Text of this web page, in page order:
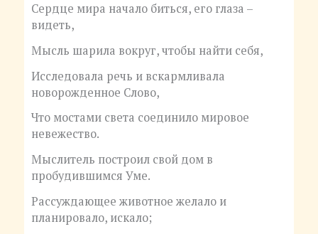
Сердце мира начало биться, его глаза –
видеть,
Мысль шарила вокруг, чтобы найти себя,
Исследовала речь и вскармливала
новорожденное Слово,
Что мостами света соединило мировое
невежество.
Мыслитель построил свой дом в
пробудившимся Уме.
Рассуждающее животное желало и
планировало, искало;